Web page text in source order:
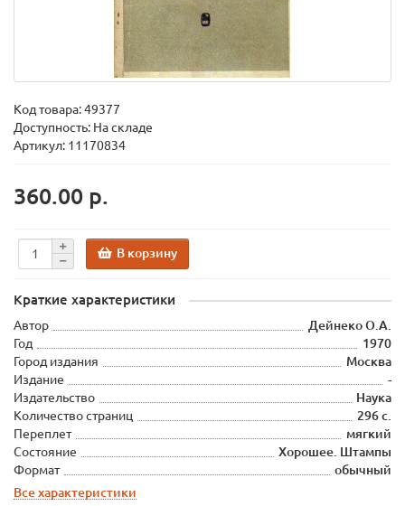
Код товара:49377
Доступность: На складе
Артикул: 11170834
360.00 р.
В корзину
Краткие характеристики
Автор
Дейнеко О.А.
Год
1970
Город издания
Москва
Издание
-
Издательство
Наука
Количество страниц
296 с.
Переплет
мягкий
Состояние
Хорошее. Штампы
Формат
обычный
Все характеристики